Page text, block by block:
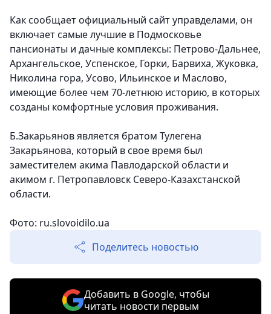
Как сообщает официальный сайт управделами, он
включает самые лучшие в Подмосковье
пансионаты и дачные комплексы: Петрово-Дальнее,
Архангельское, Успенское, Горки, Барвиха, Жуковка,
Николина гора, Усово, Ильинское и Маслово,
имеющие более чем 70-летнюю историю, в которых
созданы комфортные условия проживания.
Б.Закарьянов является братом Тулегена
Закарьянова, который в свое время был
заместителем акима Павлодарской области и
акимом г. Петропавловск Северо-Казахстанской
области.
Фото: ru.slovoidilo.ua
Поделитесь новостью
Добавить в Google, чтобы
читать новости первым